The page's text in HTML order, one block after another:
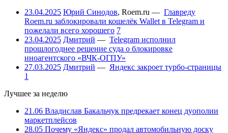
23.04.2025 Юрий Синодов, Roem.ru — Главреду
Roem.ru заблокировали кошелёк Wallet в Telegram и
пожелали всего хорошего 7
23.04.2025 Дмитрий — Telegram исполнил
прошлогоднее решение суда о блокировке
иноагентского «ВЧК-ОГПУ»
27.03.2025 Дмитрий — Яндекс закроет турбо-страницы
1
Лучшее за неделю
21.06 Владислав Бакальчук предрекает конец дуополии
маркетплейсов
28.05 Почему «Яндекс» продал автомобильную доску